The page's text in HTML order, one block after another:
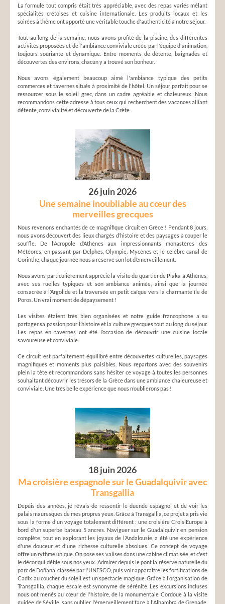
La formule tout compris était très appréciable, avec des repas variés mêlant
spécialités crétoises et cuisine internationale. Les produits locaux et les
soirées à thème ont apporté une véritable touche d'authenticité à notre séjour.
Tout au long de la semaine, nous avons profité de la piscine, des différentes
activités proposées et de l'ambiance conviviale créée par l'équipe d'animation,
toujours souriante et dynamique. Entre moments de détente, baignades et
découvertes des environs, chacun y a trouvé son bonheur.
Nous avons également beaucoup aimé l'ambiance typique des petits
commerces et tavernes situés à proximité de l'hôtel. Un séjour parfait pour se
ressourcer sous le soleil grec, dans un cadre agréable et chaleureux. Nous
recommandons cette adresse à tous ceux qui recherchent des vacances alliant
détente, convivialité et découverte de la Crète.
26 juin 2026
Une semaine inoubliable au cœur des
merveilles grecques
Nous revenons enchantés de ce magnifique circuit en Grèce ! Pendant 8 jours,
nous avons découvert des lieux chargés d’histoire et des paysages à couper le
souffle. De l’Acropole d’Athènes aux impressionnants monastères des
Météores, en passant par Delphes, Olympie, Mycènes et le célèbre canal de
Corinthe, chaque journée nous a réservé son lot d’émerveillement.
Nous avons particulièrement apprécié la visite du quartier de Plaka à Athènes,
avec ses ruelles typiques et son ambiance animée, ainsi que la journée
consacrée à l’Argolide et la traversée en petit caïque vers la charmante île de
Poros. Un vrai moment de dépaysement !
Les visites étaient très bien organisées et notre guide francophone a su
partager sa passion pour l’histoire et la culture grecques tout au long du séjour.
Les repas en tavernes ont été l’occasion de découvrir une cuisine locale
savoureuse et conviviale.
Ce circuit est parfaitement équilibré entre découvertes culturelles, paysages
magnifiques et moments plus paisibles. Nous repartons avec des souvenirs
plein la tête et recommandons sans hésiter ce voyage à toutes les personnes
souhaitant découvrir les trésors de la Grèce dans une ambiance chaleureuse et
conviviale. Une très belle expérience que nous n’oublierons pas !
18 juin 2026
Ma croisière espagnole sur le Guadalquivir avec
Transgallia
Depuis des années, je rêvais de ressentir le duende espagnol et de voir les
palais mauresques de mes propres yeux. Grâce à Transgallia, ce projet a pris vie
sous la forme d'un voyage totalement différent : une croisière CroisiEurope à
bord d'un superbe bateau 5 ancres. Naviguer sur le Guadalquivir en pension
complète, tout en explorant les joyaux de l’Andalousie, a été une expérience
d'une douceur et d'une richesse culturelle absolues. Ce concept de voyage
offre un rythme unique. On pose ses valises dans une cabine climatisée, et c'est
le décor qui défile sous nos yeux. Admirer depuis le pont la réserve naturelle du
parc de Doñana, classée par l'UNESCO, puis voir apparaître les fortifications de
Cadix au coucher du soleil est un spectacle magique. Grâce à l'organisation de
Transgallia, chaque escale est synonyme de sérénité. Les excursions incluses
nous ont menés au cœur de l'histoire, de la monumentale Cordoue à la visite
guidée de Séville, sans oublier l'émerveillement face à l'Alhambra de Grenade,